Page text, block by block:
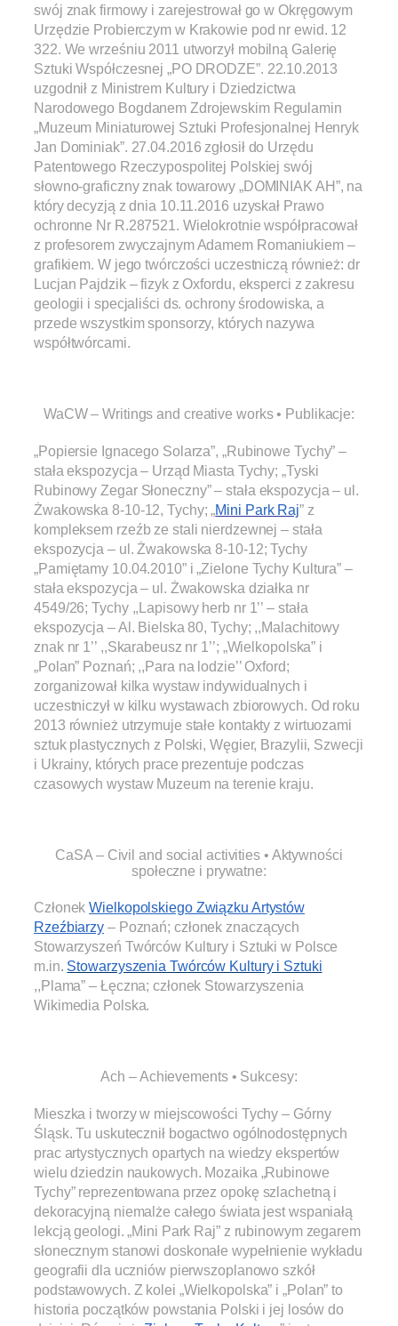
swój znak firmowy i zarejestrował go w Okręgowym
Urzędzie Probierczym w Krakowie pod nr ewid. 12
322. We wrześniu 2011 utworzył mobilną Galerię
Sztuki Współczesnej „PO DRODZE”. 22.10.2013
uzgodnił z Ministrem Kultury i Dziedzictwa
Narodowego Bogdanem Zdrojewskim Regulamin
„Muzeum Miniaturowej Sztuki Profesjonalnej Henryk
Jan Dominiak”. 27.04.2016 zgłosił do Urzędu
Patentowego Rzeczypospolitej Polskiej swój
słowno-graficzny znak towarowy „DOMINIAK AH”, na
który decyzją z dnia 10.11.2016 uzyskał Prawo
ochronne Nr R.287521. Wielokrotnie współpracował
z profesorem zwyczajnym Adamem Romaniukiem –
grafikiem. W jego twórczości uczestniczą również: dr
Lucjan Pajdzik – fizyk z Oxfordu, eksperci z zakresu
geologii i specjaliści ds. ochrony środowiska, a
przede wszystkim sponsorzy, których nazywa
współtwórcami.
WaCW – Writings and creative works • Publikacje:
„Popiersie Ignacego Solarza”, „Rubinowe Tychy” –
stała ekspozycja – Urząd Miasta Tychy; „Tyski
Rubinowy Zegar Słoneczny” – stała ekspozycja – ul.
Żwakowska 8-10-12, Tychy; „Mini Park Raj” z
kompleksem rzeźb ze stali nierdzewnej – stała
ekspozycja – ul. Żwakowska 8-10-12; Tychy
„Pamiętamy 10.04.2010” i „Zielone Tychy Kultura” –
stała ekspozycja – ul. Żwakowska działka nr
4549/26; Tychy ,,Lapisowy herb nr 1’’ – stała
ekspozycja – Al. Bielska 80, Tychy; ,,Malachitowy
znak nr 1’’ ,,Skarabeusz nr 1’’; „Wielkopolska” i
„Polan” Poznań; ,,Para na lodzie’’ Oxford;
zorganizował kilka wystaw indywidualnych i
uczestniczył w kilku wystawach zbiorowych. Od roku
2013 również utrzymuje stałe kontakty z wirtuozami
sztuk plastycznych z Polski, Węgier, Brazylii, Szwecji
i Ukrainy, których prace prezentuje podczas
czasowych wystaw Muzeum na terenie kraju.
CaSA – Civil and social activities • Aktywności
społeczne i prywatne:
Członek Wielkopolskiego Związku Artystów
Rzeźbiarzy – Poznań; członek znaczących
Stowarzyszeń Twórców Kultury i Sztuki w Polsce
m.in. Stowarzyszenia Twórców Kultury i Sztuki
,,Plama” – Łęczna; członek Stowarzyszenia
Wikimedia Polska.
Ach – Achievements • Sukcesy:
Mieszka i tworzy w miejscowości Tychy – Górny
Śląsk. Tu uskutecznił bogactwo ogólnodostępnych
prac artystycznych opartych na wiedzy ekspertów
wielu dziedzin naukowych. Mozaika „Rubinowe
Tychy” reprezentowana przez opokę szlachetną i
dekoracyjną niemalże całego świata jest wspaniałą
lekcją geologi. „Mini Park Raj” z rubinowym zegarem
słonecznym stanowi doskonałe wypełnienie wykładu
geografii dla uczniów pierwszoplanowo szkół
podstawowych. Z kolei „Wielkopolska” i „Polan” to
historia początków powstania Polski i jej losów do